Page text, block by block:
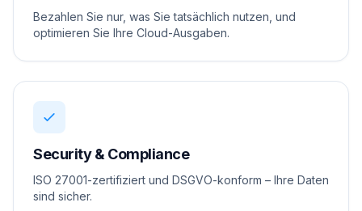
Bezahlen Sie nur, was Sie tatsächlich nutzen, und
optimieren Sie Ihre Cloud-Ausgaben.
Security & Compliance
ISO 27001-zertifiziert und DSGVO-konform – Ihre Daten
sind sicher.